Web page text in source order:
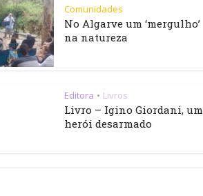
Comunidades
No Algarve um ‘mergulho’
na natureza
Editora • Livros
Livro – Igino Giordani, um
herói desarmado